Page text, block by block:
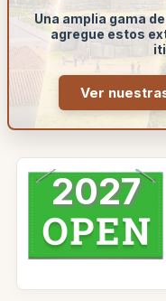
Una amplia gama
agregue estos
Ver
2027